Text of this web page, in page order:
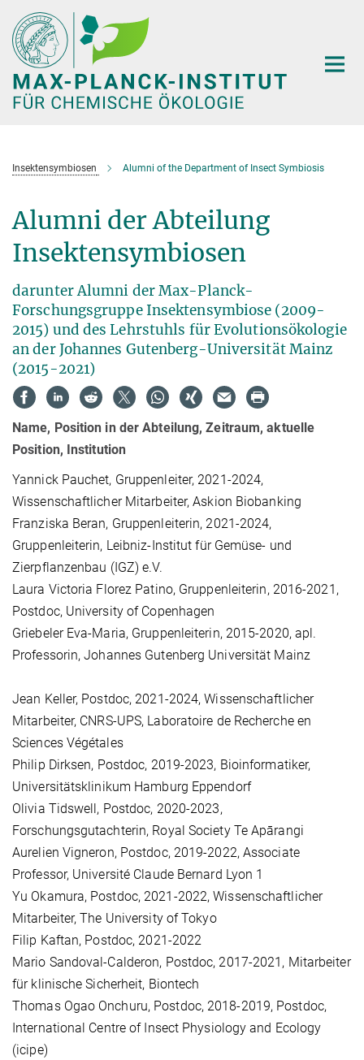
Hauptinhalt
Insektensymbiosen Alumni of the Department of Insect Symbiosis
Alumni der Abteilung
Insektensymbiosen
darunter Alumni der Max-Planck-
Forschungsgruppe Insektensymbiose (2009-
2015) und des Lehrstuhls für Evolutionsökologie
an der Johannes Gutenberg-Universität Mainz
(2015-2021)
Name, Position in der Abteilung, Zeitraum, aktuelle
Position, Institution
Yannick Pauchet, Gruppenleiter, 2021-2024,
Wissenschaftlicher Mitarbeiter, Askion Biobanking
Franziska Beran, Gruppenleiterin, 2021-2024,
Gruppenleiterin, Leibniz-Institut für Gemüse- und
Zierpflanzenbau (IGZ) e.V.
Laura Victoria Florez Patino, Gruppenleiterin, 2016-2021,
Postdoc, University of Copenhagen
Griebeler Eva-Maria, Gruppenleiterin, 2015-2020, apl.
Professorin, Johannes Gutenberg Universität Mainz
Jean Keller, Postdoc, 2021-2024, Wissenschaftlicher
Mitarbeiter, CNRS-UPS, Laboratoire de Recherche en
Sciences Végétales
Philip Dirksen, Postdoc, 2019-2023, Bioinformatiker,
Universitätsklinikum Hamburg Eppendorf
Olivia Tidswell, Postdoc, 2020-2023,
Forschungsgutachterin, Royal Society Te Apārangi
Aurelien Vigneron, Postdoc, 2019-2022, Associate
Professor, Université Claude Bernard Lyon 1
Yu Okamura, Postdoc, 2021-2022, Wissenschaftlicher
Mitarbeiter, The University of Tokyo
Filip Kaftan, Postdoc, 2021-2022
Mario Sandoval-Calderon, Postdoc, 2017-2021, Mitarbeiter
für klinische Sicherheit, Biontech
Thomas Ogao Onchuru, Postdoc, 2018-2019, Postdoc,
International Centre of Insect Physiology and Ecology
(icipe)